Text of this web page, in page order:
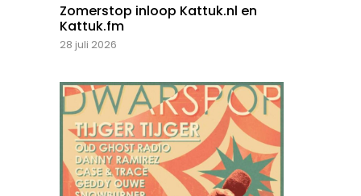
Zomerstop inloop Kattuk.nl en
Kattuk.fm
28 juli 2026